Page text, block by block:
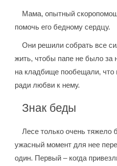
Мама, опытный
помочь его бедному сердцу.
Они решили собрать все
жить, чтобы папе не было
на кладбище пообещали, что
ради любви к нему.
Знак беды
Лесе только очень
ужасный момент для нее
один. Первый – когда